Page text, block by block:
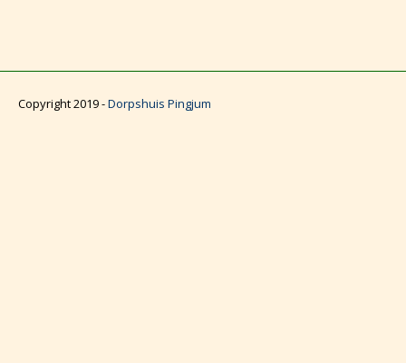
Copyright 2019 -Dorpshuis Pingjum